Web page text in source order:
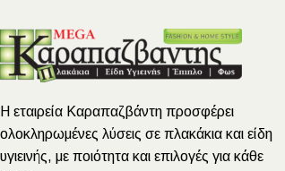
Η εταιρεία Καραπαζβάντη προσφέρει
ολοκληρωμένες λύσεις σε πλακάκια και είδη
υγιεινής, με ποιότητα και επιλογές για κάθε